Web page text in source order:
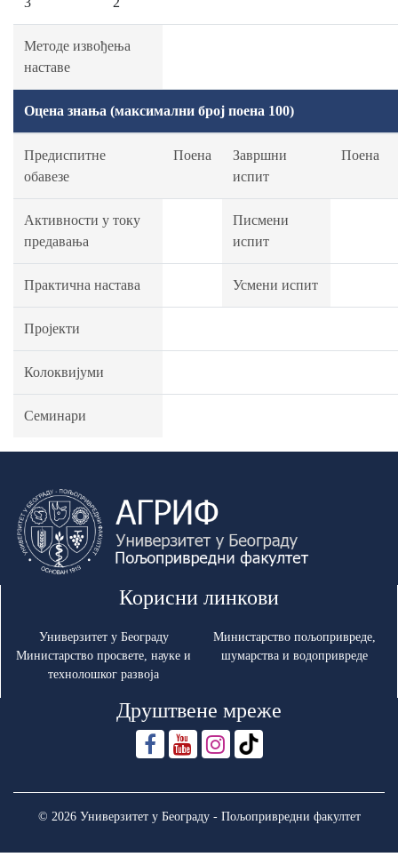
Методе извођења
наставе
Оцена знања (максимални број поена 100)
Предиспитне
обавезе
Поена
Завршни
испит
Поена
Активности у току
предавања
Писмени
испит
Практична настава Усмени испит
Пројекти
Колоквијуми
Семинари
Корисни линкови
Универзитет у Београду
Министарство просвете, науке и
технолошког развоја
Министарство пољопривреде,
шумарства и водопривреде
Друштвене мреже
© 2026 Универзитет у Београду - Пољопривредни факултет